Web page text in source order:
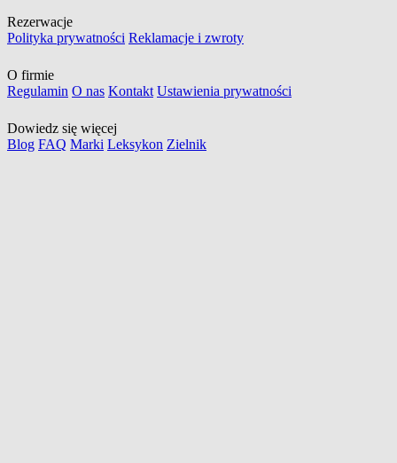
Rezerwacje
Polityka prywatności Reklamacje i zwroty
O firmie
Regulamin O nas Kontakt Ustawienia prywatności
Dowiedz się więcej
Blog FAQ Marki Leksykon Zielnik